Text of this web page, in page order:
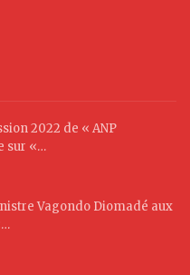
2022 de « ANP
sur «…
Vagondo Diomadé aux